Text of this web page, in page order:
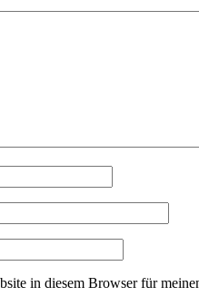
in diesem Browser für